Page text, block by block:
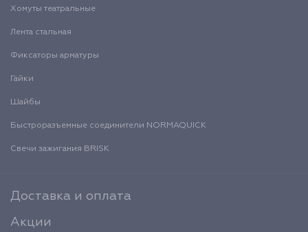
Хомуты театральные
Лента стальная
Фиксаторы арматуры
Гайки
Шайбы
Быстроразъемные соединители NORMAQUICK
Свечи зажигания BRISK
Доставка и оплата
Акции